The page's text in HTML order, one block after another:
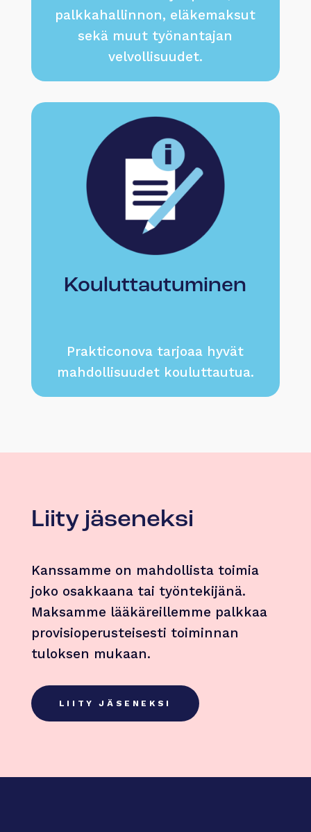
palkkahallinnon, eläkemaksut
sekä muut työnantajan
velvollisuudet.
Kouluttautuminen
Prakticonova tarjoaa hyvät
mahdollisuudet kouluttautua.
Liity jäseneksi
Kanssamme on mahdollista toimia
joko osakkaana tai työntekijänä.
Maksamme lääkäreillemme palkkaa
provisioperusteisesti toiminnan
tuloksen mukaan.
LIITY JÄSENEKSI